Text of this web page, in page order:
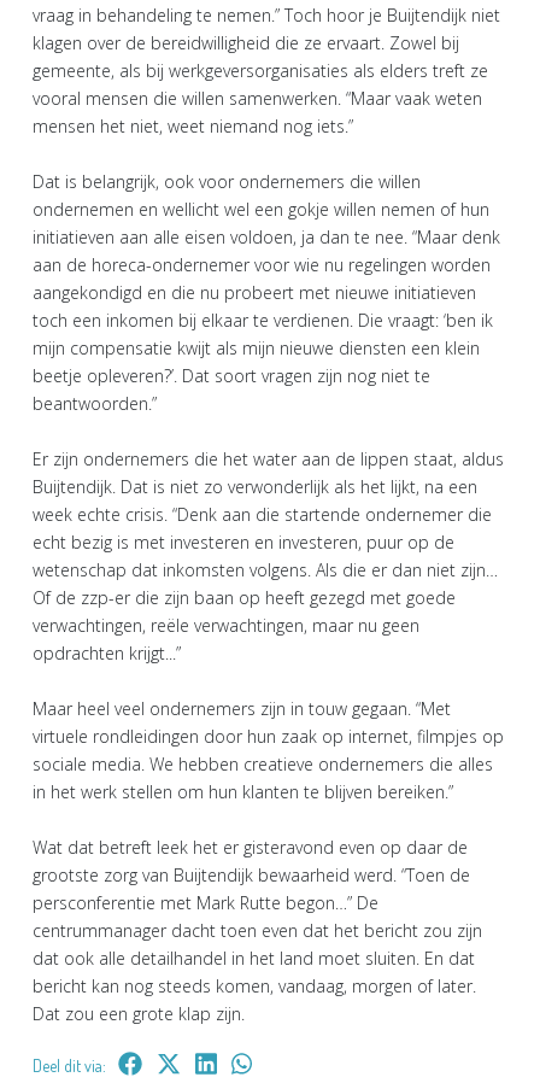
vraag in behandeling te nemen.” Toch hoor je Buijtendijk niet
klagen over de bereidwilligheid die ze ervaart. Zowel bij
gemeente, als bij werkgeversorganisaties als elders treft ze
vooral mensen die willen samenwerken. “Maar vaak weten
mensen het niet, weet niemand nog iets.”
Dat is belangrijk, ook voor ondernemers die willen
ondernemen en wellicht wel een gokje willen nemen of hun
initiatieven aan alle eisen voldoen, ja dan te nee. “Maar denk
aan de horeca-ondernemer voor wie nu regelingen worden
aangekondigd en die nu probeert met nieuwe initiatieven
toch een inkomen bij elkaar te verdienen. Die vraagt: ‘ben ik
mijn compensatie kwijt als mijn nieuwe diensten een klein
beetje opleveren?’. Dat soort vragen zijn nog niet te
beantwoorden.”
Er zijn ondernemers die het water aan de lippen staat, aldus
Buijtendijk. Dat is niet zo verwonderlijk als het lijkt, na een
week echte crisis. “Denk aan die startende ondernemer die
echt bezig is met investeren en investeren, puur op de
wetenschap dat inkomsten volgens. Als die er dan niet zijn…
Of de zzp-er die zijn baan op heeft gezegd met goede
verwachtingen, reële verwachtingen, maar nu geen
opdrachten krijgt...”
Maar heel veel ondernemers zijn in touw gegaan. “Met
virtuele rondleidingen door hun zaak op internet, filmpjes op
sociale media. We hebben creatieve ondernemers die alles
in het werk stellen om hun klanten te blijven bereiken.”
Wat dat betreft leek het er gisteravond even op daar de
grootste zorg van Buijtendijk bewaarheid werd. “Toen de
persconferentie met Mark Rutte begon…” De
centrummanager dacht toen even dat het bericht zou zijn
dat ook alle detailhandel in het land moet sluiten. En dat
bericht kan nog steeds komen, vandaag, morgen of later.
Dat zou een grote klap zijn.
Deel dit via: